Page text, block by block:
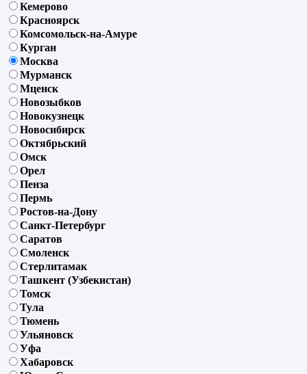
Кемерово
Красноярск
Комсомольск-на-Амуре
Курган
Москва
Мурманск
Мценск
Новозыбков
Новокузнецк
Новосибирск
Октябрьский
Омск
Орел
Пенза
Пермь
Ростов-на-Дону
Санкт-Петербург
Саратов
Смоленск
Стерлитамак
Ташкент (Узбекистан)
Томск
Тула
Тюмень
Ульяновск
Уфа
Хабаровск